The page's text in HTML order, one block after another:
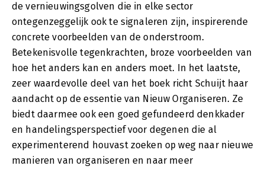
de vernieuwingsgolven die in elke sector
ontegenzeggelijk ook te signaleren zijn, inspirerende
concrete voorbeelden van de onderstroom.
Betekenisvolle tegenkrachten, broze voorbeelden van
hoe het anders kan en anders moet. In het laatste,
zeer waardevolle deel van het boek richt Schuijt haar
aandacht op de essentie van Nieuw Organiseren. Ze
biedt daarmee ook een goed gefundeerd denkkader
en handelingsperspectief voor degenen die al
experimenterend houvast zoeken op weg naar nieuwe
manieren van organiseren en naar meer